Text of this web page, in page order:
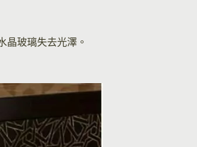
玻璃失去光澤。